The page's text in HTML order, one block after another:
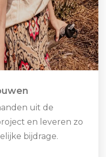
uit de
en leveren zo
bijdrage.